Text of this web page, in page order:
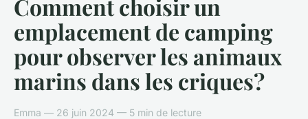
Comment choisir un
emplacement de camping
pour observer les animaux
marins dans les criques?
Emma — 26 juin 2024 — 5 min de lecture